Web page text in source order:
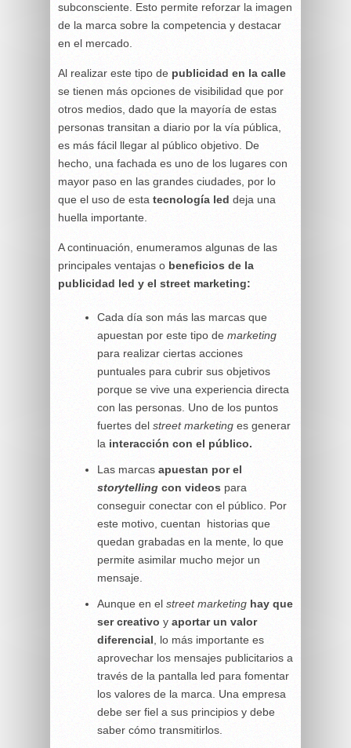
subconsciente. Esto permite reforzar la imagen
de la marca sobre la competencia y destacar
en el mercado.
Al realizar este tipo de publicidad en la calle
se tienen más opciones de visibilidad que por
otros medios, dado que la mayoría de estas
personas transitan a diario por la vía pública,
es más fácil llegar al público objetivo. De
hecho, una fachada es uno de los lugares con
mayor paso en las grandes ciudades, por lo
que el uso de esta tecnología led deja una
huella importante.
A continuación, enumeramos algunas de las
principales ventajas o beneficios de la
publicidad led y el street marketing:
Cada día son más las marcas que
apuestan por este tipo de marketing
para realizar ciertas acciones
puntuales para cubrir sus objetivos
porque se vive una experiencia directa
con las personas. Uno de los puntos
fuertes del street marketing es generar
la interacción con el público.
Las marcas apuestan por el
storytelling con videos para
conseguir conectar con el público. Por
este motivo, cuentan historias que
quedan grabadas en la mente, lo que
permite asimilar mucho mejor un
mensaje.
Aunque en el street marketing hay que
ser creativo y aportar un valor
diferencial , lo más importante es
aprovechar los mensajes publicitarios a
través de la pantalla led para fomentar
los valores de la marca. Una empresa
debe ser fiel a sus principios y debe
saber cómo transmitirlos.